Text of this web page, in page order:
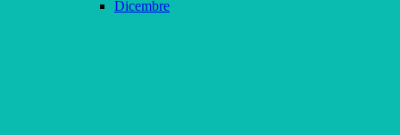
Dicembre